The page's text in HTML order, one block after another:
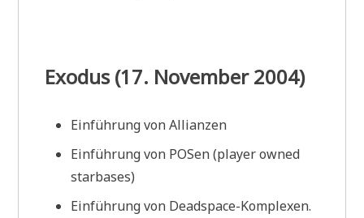
Exodus (17. November 2004)
Einführung von Allianzen
Einführung von POSen (player owned
starbases)
Einführung von Deadspace-Komplexen.